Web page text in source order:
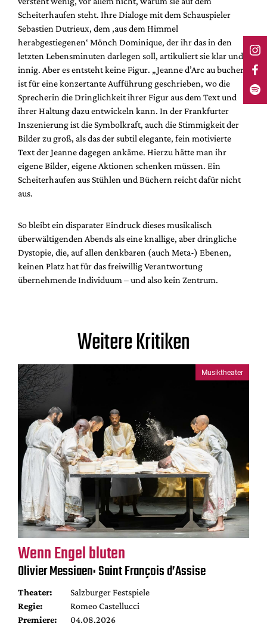
Scheiterhaufen steht. Ihre Dialoge mit dem Schauspieler
Sebastien Dutrieux, dem ‚aus dem Himmel
herabgestiegenen‘ Mönch Dominique, der ihr das in den
letzten Lebensminuten darlegen soll, artikuliert sie klar und
innig. Aber es entsteht keine Figur. „Jeanne d’Arc au bucher“
ist für eine konzertante Aufführung geschrieben, wo die
Sprecherin die Dringlichkeit ihrer Figur aus dem Text und
ihrer Haltung dazu entwickeln kann. In der Frankfurter
Inszenierung ist die Symbolkraft, auch die Stimmigkeit der
Bilder zu groß, als das der subtil elegante, fein motivierte
Text der Jeanne dagegen ankäme. Hierzu hätte man ihr
eigene Bilder, eigene Aktionen schenken müssen. Ein
Scheiterhaufen aus Stühlen und Büchern reicht dafür nicht
aus.
So bleibt ein disparater Eindruck dieses musikalisch
überwältigenden Abends als eine knallige, aber dringliche
Dystopie, die, auf allen denkbaren (auch Meta-) Ebenen,
keinen Platz hat für das freiwillig Verantwortung
übernehmende Individuum – und also kein Zentrum.
Weitere Kritiken
Musiktheater
Wenn Engel bluten
Olivier Messiaen: Saint François d’Assise
Theater:
Salzburger Festspiele
Regie:
Romeo Castellucci
Premiere:
04.08.2026